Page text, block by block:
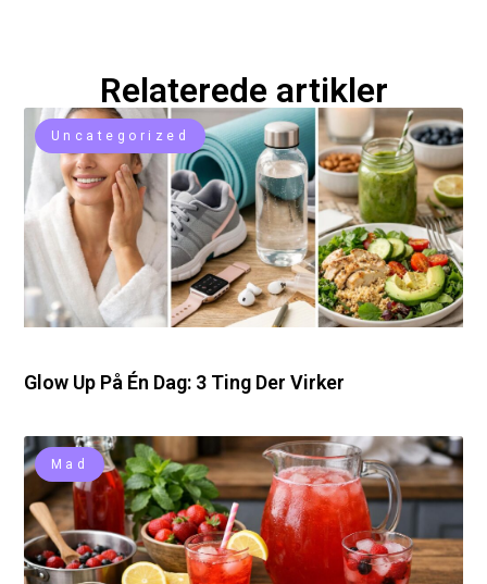
Relaterede artikler
Uncategorized
Glow Up På Én Dag: 3 Ting Der Virker
Mad